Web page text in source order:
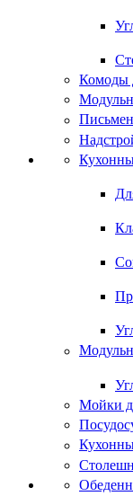
Комоды
Мойки